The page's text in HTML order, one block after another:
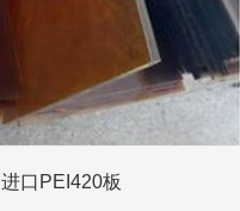
进口PEI420板